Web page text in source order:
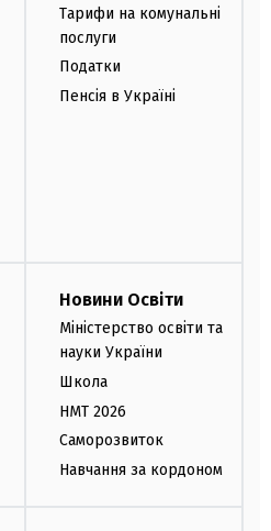
Тарифи на комунальні
послуги
Податки
Пенсія в Україні
Новини Освіти
Міністерство освіти та
науки України
Школа
НМТ 2026
Саморозвиток
Навчання за кордоном